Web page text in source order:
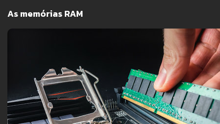
As memórias RAM